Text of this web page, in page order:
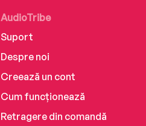
AudioTribe
Suport
Despre noi
Creează un cont
Cum funcționează
Retragere din comandă